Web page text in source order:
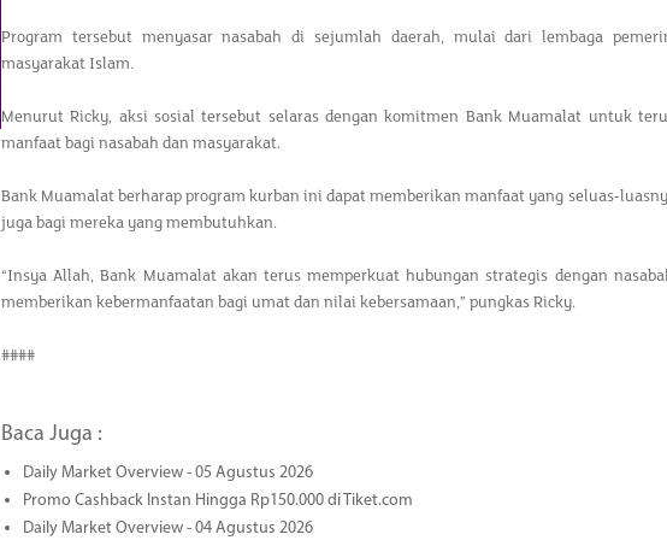
Program tersebut menyasar nasabah di sejumlah daerah, mulai dari lembaga
masyarakat Islam.
Menurut Ricky, aksi sosial tersebut selaras dengan komitmen Bank Muamalat untuk
manfaat bagi nasabah dan masyarakat.
Bank Muamalat berharap program kurban ini dapat memberikan manfaat yang seluas-
juga bagi mereka yang membutuhkan.
“Insya Allah, Bank Muamalat akan terus memperkuat hubungan strategis dengan
memberikan kebermanfaatan bagi umat dan nilai kebersamaan,” pungkas Ricky.
####
Baca Juga :
Daily Market Overview - 05 Agustus 2026
Promo Cashback Instan Hingga Rp150.000 di Tiket.com
Daily Market Overview - 04 Agustus 2026